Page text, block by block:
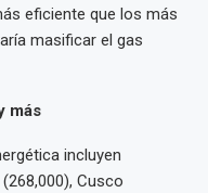
eficiente que los más
masificar el gas
más
incluyen
Cusco